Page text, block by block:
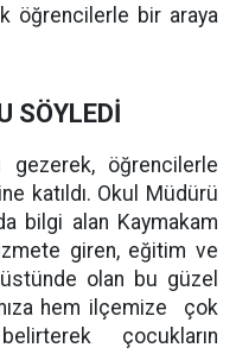
öğrencilerle bir araya
SÖYLEDİ
gezerek, öğrencilerle
katıldı. Okul Müdürü
bilgi alan Kaymakam
giren, eğitim ve
olan bu güzel
hem ilçemize çok
belirterek çocukların